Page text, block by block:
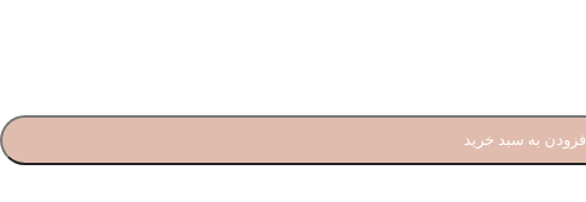
افزودن به سبد خرید